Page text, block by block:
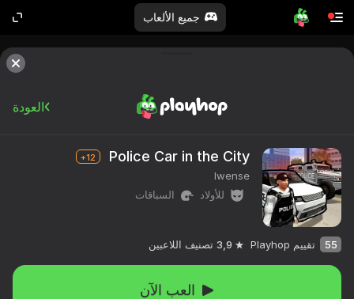
جميع الألعاب
العودة
Police Car in the City
12+
Iwense
للأولاد
السباقات
55 تقييم Playhop 3,9 تصنيف اللاعبين
العب الآن